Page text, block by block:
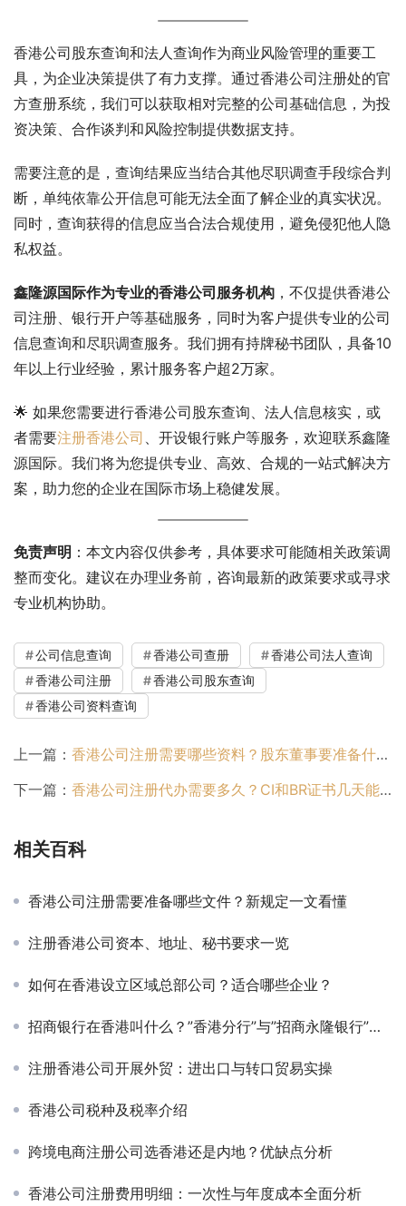
香港公司股东查询和法人查询作为商业风险管理的重要工
具，为企业决策提供了有力支撑。通过香港公司注册处的官
方查册系统，我们可以获取相对完整的公司基础信息，为投
资决策、合作谈判和风险控制提供数据支持。
需要注意的是，查询结果应当结合其他尽职调查手段综合判
断，单纯依靠公开信息可能无法全面了解企业的真实状况。
同时，查询获得的信息应当合法合规使用，避免侵犯他人隐
私权益。
鑫隆源国际作为专业的香港公司服务机构 ，不仅提供香港公
司注册、银行开户等基础服务，同时为客户提供专业的公司
信息查询和尽职调查服务。我们拥有持牌秘书团队，具备10
年以上行业经验，累计服务客户超2万家。
🌟 如果您需要进行香港公司股东查询、法人信息核实，或
者需要注册香港公司 、开设银行账户等服务，欢迎联系鑫隆
源国际。我们将为您提供专业、高效、合规的一站式解决方
案，助力您的企业在国际市场上稳健发展。
免责声明 ：本文内容仅供参考，具体要求可能随相关政策调
整而变化。建议在办理业务前，咨询最新的政策要求或寻求
专业机构协助。
公司信息查询 香港公司查册
香港公司法人查询
香港公司注册
香港公司股东查询
香港公司资料查询
上一篇： 香港公司注册需要哪些资料？股东董事要准备什么？
下一篇： 香港公司注册代办需要多久？CI和BR证书几天能办下来？
相关百科
香港公司注册需要准备哪些文件？新规定一文看懂
注册香港公司资本、地址、秘书要求一览
如何在香港设立区域总部公司？适合哪些企业？
招商银行在香港叫什么？”香港分行”与”招商永隆银行”全解析
注册香港公司开展外贸：进出口与转口贸易实操
香港公司税种及税率介绍
跨境电商注册公司选香港还是内地？优缺点分析
香港公司注册费用明细：一次性与年度成本全面分析